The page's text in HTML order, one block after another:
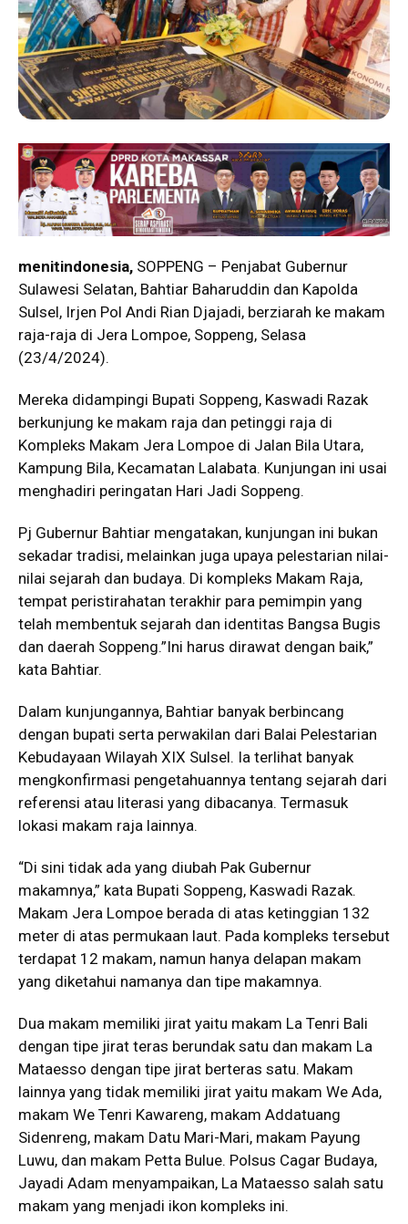
menitindonesia, SOPPENG – Penjabat Gubernur
Sulawesi Selatan, Bahtiar Baharuddin dan Kapolda
Sulsel, Irjen Pol Andi Rian Djajadi, berziarah ke makam
raja-raja di Jera Lompoe, Soppeng, Selasa
(23/4/2024).
Mereka didampingi Bupati Soppeng, Kaswadi Razak
berkunjung ke makam raja dan petinggi raja di
Kompleks Makam Jera Lompoe di Jalan Bila Utara,
Kampung Bila, Kecamatan Lalabata. Kunjungan ini usai
menghadiri peringatan Hari Jadi Soppeng.
Pj Gubernur Bahtiar mengatakan, kunjungan ini bukan
sekadar tradisi, melainkan juga upaya pelestarian nilai-
nilai sejarah dan budaya. Di kompleks Makam Raja,
tempat peristirahatan terakhir para pemimpin yang
telah membentuk sejarah dan identitas Bangsa Bugis
dan daerah Soppeng.”Ini harus dirawat dengan baik,”
kata Bahtiar.
Dalam kunjungannya, Bahtiar banyak berbincang
dengan bupati serta perwakilan dari Balai Pelestarian
Kebudayaan Wilayah XIX Sulsel. Ia terlihat banyak
mengkonfirmasi pengetahuannya tentang sejarah dari
referensi atau literasi yang dibacanya. Termasuk
lokasi makam raja lainnya.
“Di sini tidak ada yang diubah Pak Gubernur
makamnya,” kata Bupati Soppeng, Kaswadi Razak.
Makam Jera Lompoe berada di atas ketinggian 132
meter di atas permukaan laut. Pada kompleks tersebut
terdapat 12 makam, namun hanya delapan makam
yang diketahui namanya dan tipe makamnya.
Dua makam memiliki jirat yaitu makam La Tenri Bali
dengan tipe jirat teras berundak satu dan makam La
Mataesso dengan tipe jirat berteras satu. Makam
lainnya yang tidak memiliki jirat yaitu makam We Ada,
makam We Tenri Kawareng, makam Addatuang
Sidenreng, makam Datu Mari-Mari, makam Payung
Luwu, dan makam Petta Bulue. Polsus Cagar Budaya,
Jayadi Adam menyampaikan, La Mataesso salah satu
makam yang menjadi ikon kompleks ini.